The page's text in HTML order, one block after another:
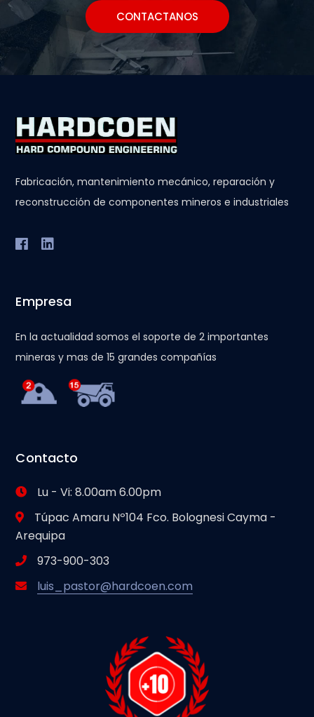
CONTACTANOS
Fabricación, mantenimiento mecánico, reparación y
reconstrucción de componentes mineros e industriales
Empresa
En la actualidad somos el soporte de 2 importantes
mineras y mas de 15 grandes compañías
Contacto
Lu - Vi: 8.00am 6.00pm
Túpac Amaru Nº104 Fco. Bolognesi Cayma -
Arequipa
973-900-303
luis_pastor@hardcoen.com